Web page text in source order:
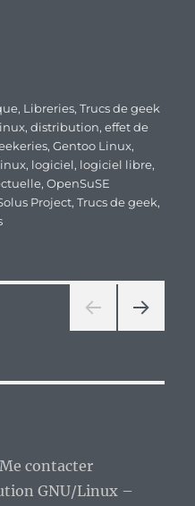
, Libreries,Trucs de geek
,distribution,effet de
,Gentoo Linux,
, logiciel, logiciel libre,
,OpenSuSE
Project,Trucs de geek,
sur
des
ANT
contacter
GNU/Linux –